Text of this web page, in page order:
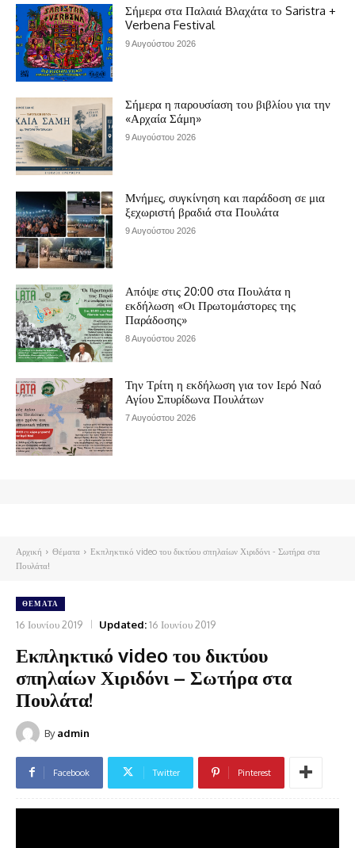
Σήμερα στα Παλαιά Βλαχάτα το Saristra +
Verbena Festival
9 Αυγούστου 2026
Σήμερα η παρουσίαση του βιβλίου για την
«Αρχαία Σάμη»
9 Αυγούστου 2026
Μνήμες, συγκίνηση και παράδοση σε μια
ξεχωριστή βραδιά στα Πουλάτα
9 Αυγούστου 2026
Απόψε στις 20:00 στα Πουλάτα η
εκδήλωση «Οι Πρωτομάστορες της
Παράδοσης»
8 Αυγούστου 2026
Την Τρίτη η εκδήλωση για τον Ιερό Ναό
Αγίου Σπυρίδωνα Πουλάτων
7 Αυγούστου 2026